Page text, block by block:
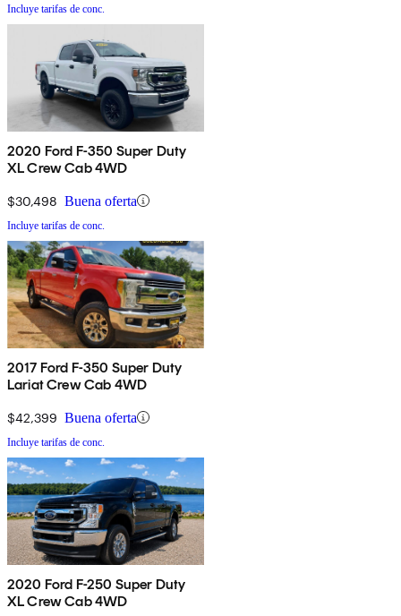
Incluye tarifas de conc.
2020 Ford F-350 Super Duty
XL Crew Cab 4WD
$30,498 Buena oferta
Incluye tarifas de conc.
2017 Ford F-350 Super Duty
Lariat Crew Cab 4WD
$42,399 Buena oferta
Incluye tarifas de conc.
2020 Ford F-250 Super Duty
XL Crew Cab 4WD